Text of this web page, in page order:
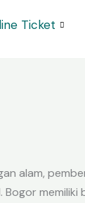
Ticket
alam,